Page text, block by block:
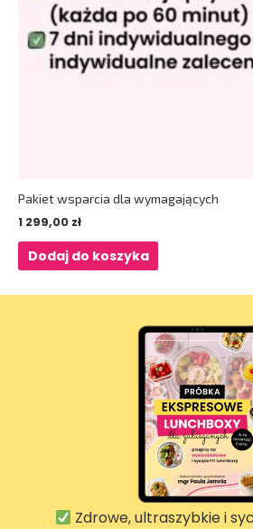
Pakiet wsparcia dla wymagających
1 299,00 zł
Dodaj do koszyka
Zdrowe, ultraszybkie i